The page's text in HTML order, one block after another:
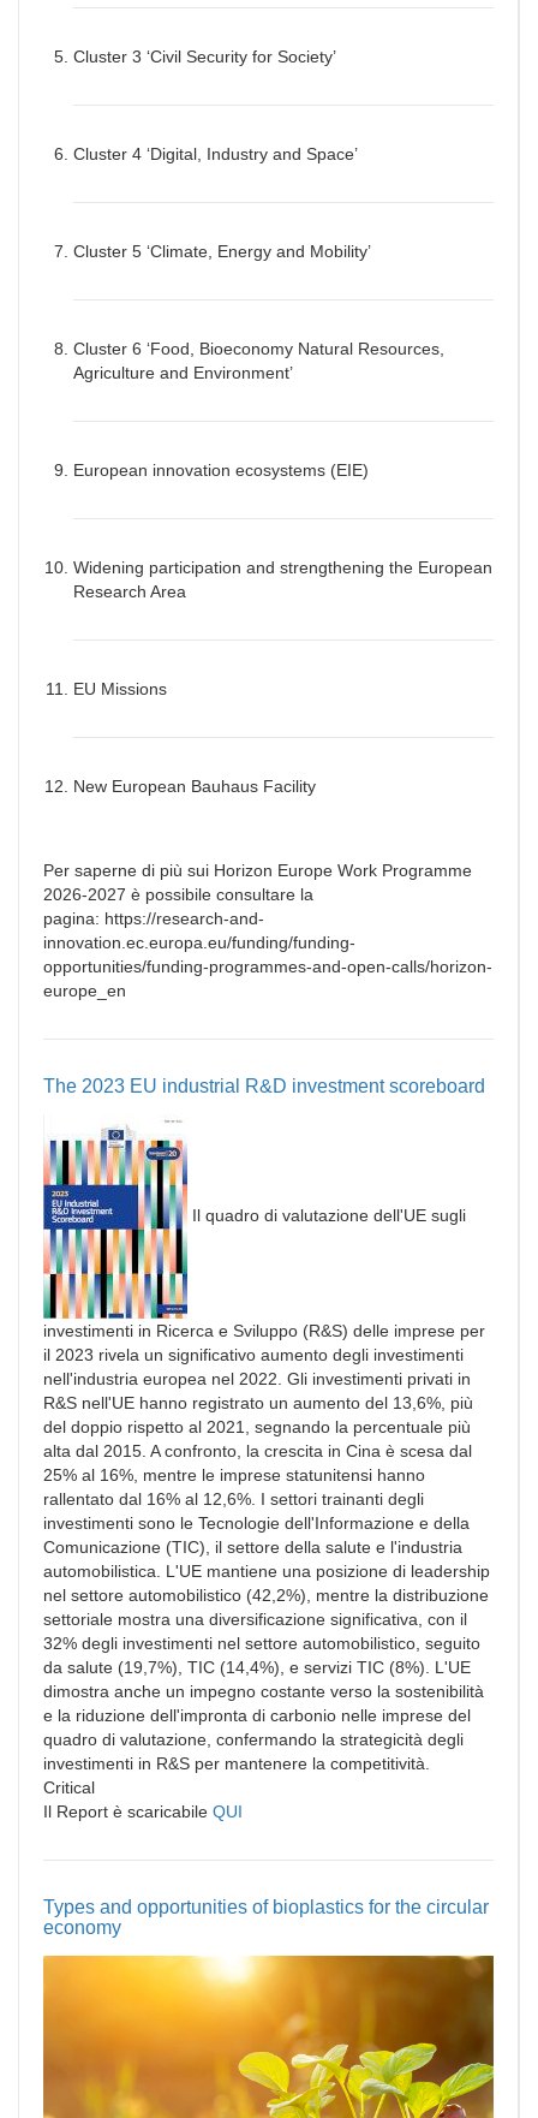
Cluster 3 ‘Civil Security for Society’
Cluster 4 ‘Digital, Industry and Space’
Cluster 5 ‘Climate, Energy and Mobility’
Cluster 6 ‘Food, Bioeconomy Natural Resources,
Agriculture and Environment’
European innovation ecosystems (EIE)
Widening participation and strengthening the European
Research Area
EU Missions
New European Bauhaus Facility
Per saperne di più sui Horizon Europe Work Programme
2026-2027 è possibile consultare la
pagina: https://research-and-
innovation.ec.europa.eu/funding/funding-
opportunities/funding-programmes-and-open-calls/horizon-
europe_en
The 2023 EU industrial R&D investment scoreboard
Il quadro di valutazione dell'UE sugli
investimenti in Ricerca e Sviluppo (R&S) delle imprese per
il 2023 rivela un significativo aumento degli investimenti
nell'industria europea nel 2022. Gli investimenti privati in
R&S nell'UE hanno registrato un aumento del 13,6%, più
del doppio rispetto al 2021, segnando la percentuale più
alta dal 2015. A confronto, la crescita in Cina è scesa dal
25% al 16%, mentre le imprese statunitensi hanno
rallentato dal 16% al 12,6%. I settori trainanti degli
investimenti sono le Tecnologie dell'Informazione e della
Comunicazione (TIC), il settore della salute e l'industria
automobilistica. L'UE mantiene una posizione di leadership
nel settore automobilistico (42,2%), mentre la distribuzione
settoriale mostra una diversificazione significativa, con il
32% degli investimenti nel settore automobilistico, seguito
da salute (19,7%), TIC (14,4%), e servizi TIC (8%). L'UE
dimostra anche un impegno costante verso la sostenibilità
e la riduzione dell'impronta di carbonio nelle imprese del
quadro di valutazione, confermando la strategicità degli
investimenti in R&S per mantenere la competitività.
Critical
Il Report è scaricabile QUI
Types and opportunities of bioplastics for the circular
economy